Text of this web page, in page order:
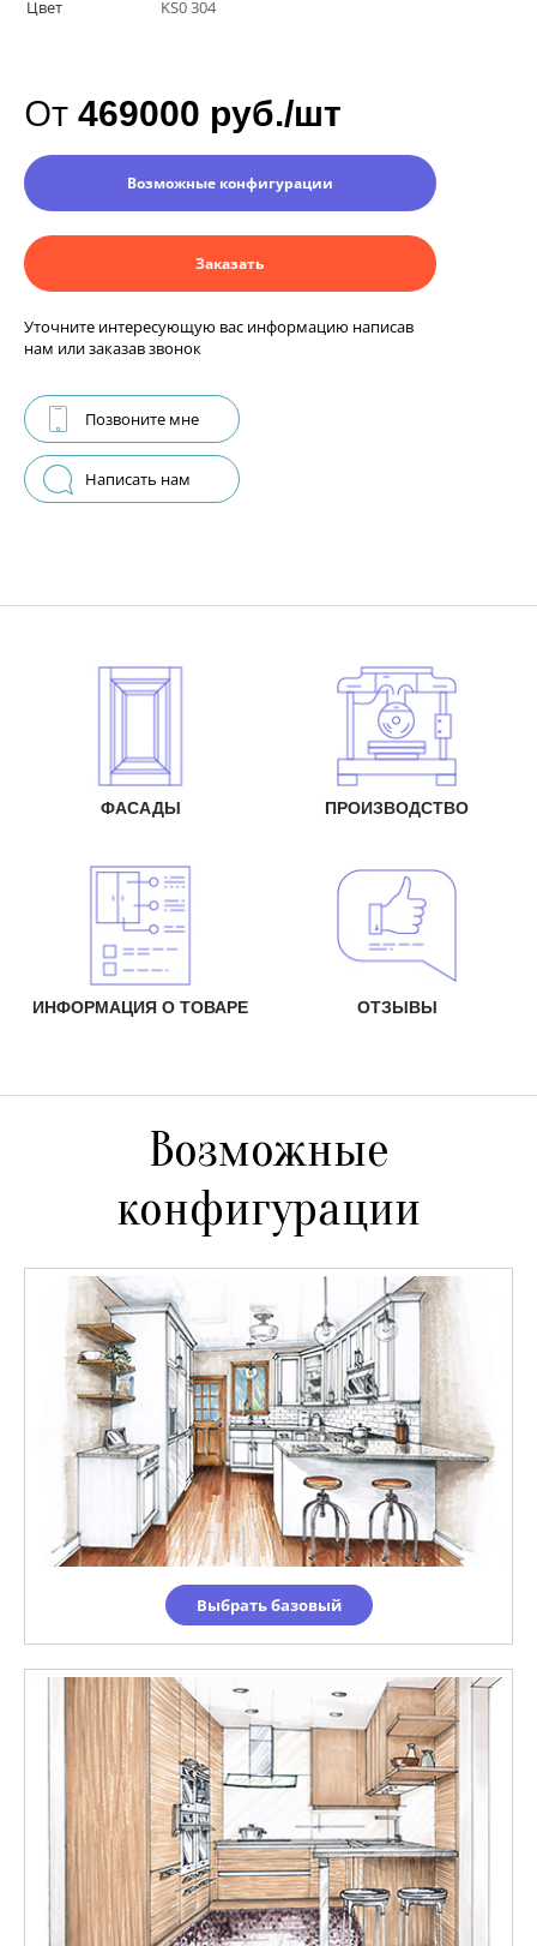
Цвет
KS0 304
От 469000 руб./шт
Возможные конфигурации
Заказать
Уточните интересующую вас информацию написав
нам или заказав звонок
Позвоните мне
Написать нам
ФАСАДЫ ПРОИЗВОДСТВО
ИНФОРМАЦИЯ О ТОВАРЕ ОТЗЫВЫ
Возможные
конфигурации
Выбрать базовый